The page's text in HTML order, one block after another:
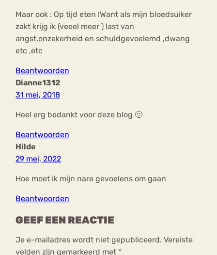
Maar ook : Op tijd eten !Want als mijn bloedsuiker
zakt krijg ik (veeel meer ) last van
angst,onzekerheid en schuldgevoelemd ,dwang
etc ,etc
Beantwoorden
Dianne1312
31 mei, 2018
Heel erg bedankt voor deze blog 🙂
Beantwoorden
Hilde
29 mei, 2022
Hoe moet ik mijn nare gevoelens om gaan
Beantwoorden
GEEF EEN REACTIE
Je e-mailadres wordt niet gepubliceerd. Vereiste
velden zijn gemarkeerd met *